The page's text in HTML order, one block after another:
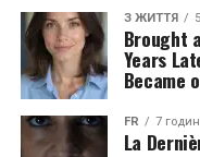
З ЖИТТЯ
Brought
Years
Became
FR 7
La